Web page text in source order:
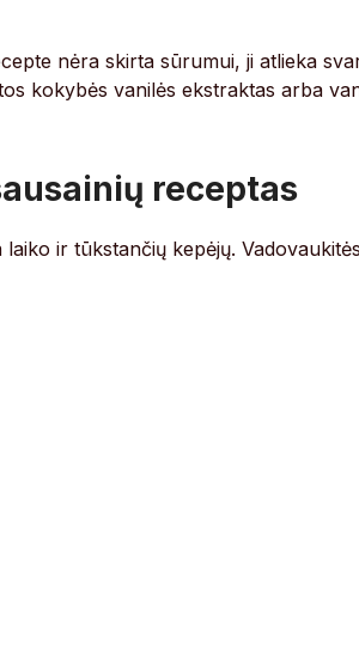
nėra skirta sūrumui, ji atlieka
kokybės vanilės ekstraktas arba
receptas
ir tūkstančių kepėjų.